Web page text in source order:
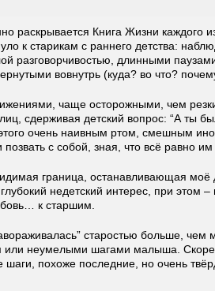
раскрывается Книга Жизни каждого
к старикам с раннего детства:
разговорчивостью, длинными
вовнутрь (куда? во что?
чаще осторожными, чем
сдерживая детский вопрос: “А ты
очень наивным ртом, смешным
с собой, зная, что всё равно
граница, останавливающая моё
недетский интерес, при этом
к старшим.
старостью больше, чем
или неумелыми шагами малыша.
шаги, похоже последние, но очень